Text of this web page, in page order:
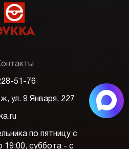
51-76
ул. 9 Января, 227
по пятницу с
19:00, суббота - с